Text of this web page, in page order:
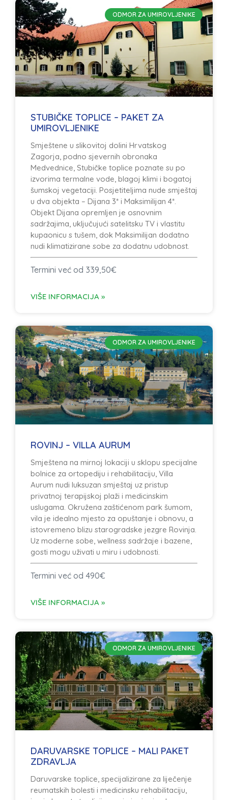
ODMOR ZA UMIROVLJENIKE
STUBIČKE TOPLICE – PAKET ZA
UMIROVLJENIKE
Smještene u slikovitoj dolini Hrvatskog
Zagorja, podno sjevernih obronaka
Medvednice, Stubičke toplice poznate su po
izvorima termalne vode, blagoj klimi i bogatoj
šumskoj vegetaciji. Posjetiteljima nude smještaj
u dva objekta – Dijana 3* i Maksimilijan 4*.
Objekt Dijana opremljen je osnovnim
sadržajima, uključujući satelitsku TV i vlastitu
kupaonicu s tušem, dok Maksimilijan dodatno
nudi klimatizirane sobe za dodatnu udobnost.
Termini već od 339,50€
VIŠE INFORMACIJA »
ODMOR ZA UMIROVLJENIKE
ROVINJ – VILLA AURUM
Smještena na mirnoj lokaciji u sklopu specijalne
bolnice za ortopediju i rehabilitaciju, Villa
Aurum nudi luksuzan smještaj uz pristup
privatnoj terapijskoj plaži i medicinskim
uslugama. Okružena zaštićenom park šumom,
vila je idealno mjesto za opuštanje i obnovu, a
istovremeno blizu starogradske jezgre Rovinja.
Uz moderne sobe, wellness sadržaje i bazene,
gosti mogu uživati u miru i udobnosti.
Termini već od 490€
VIŠE INFORMACIJA »
ODMOR ZA UMIROVLJENIKE
DARUVARSKE TOPLICE – MALI PAKET
ZDRAVLJA
Daruvarske toplice, specijalizirane za liječenje
reumatskih bolesti i medicinsku rehabilitaciju,